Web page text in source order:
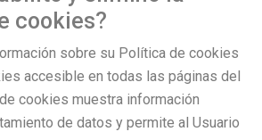
cookies?
sobre su Política de cookies
accesible en todas las páginas del
cookies muestra información
de datos y permite al Usuario